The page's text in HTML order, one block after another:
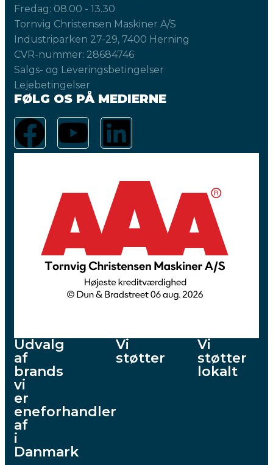
Fredag: 08.00 - 13.30
Tornvig Christensen Maskiner A/S
Industriparken 27-29, 7400 Herning
CVR-nummer: 28684746
Salgs- og Leveringsbetingelser
Lejebetingelser
FØLG OS PÅ MEDIERNE
Udvalg
af
brands
vi
er
eneforhandler
af
i
Danmark
Vi
støtter
Vi
støtter
lokalt